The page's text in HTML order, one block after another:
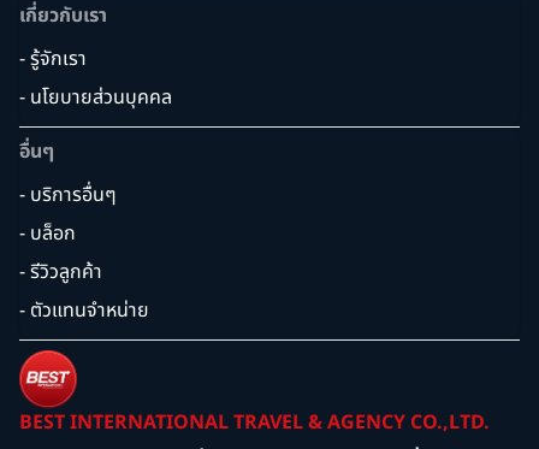
เกี่ยวกับเรา
- รู้จักเรา
- นโยบายส่วนบุคคล
อื่นๆ
- บริการอื่นๆ
- บล็อก
- รีวิวลูกค้า
- ตัวแทนจำหน่าย
BEST INTERNATIONAL TRAVEL & AGENCY CO.,LTD.